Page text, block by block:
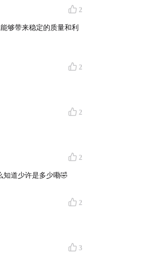
以便创造出与这一转
没有游戏这种大众艺
策划的专业化技能
制作与表达
响，小公司更多是创
Mega Team 全球
的艺术作品》
2
够带来稳定的质量和利
2
2
2
知道少许是多少嘞🤣
2
3